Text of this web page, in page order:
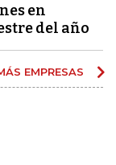
en
del año
EMPRESAS